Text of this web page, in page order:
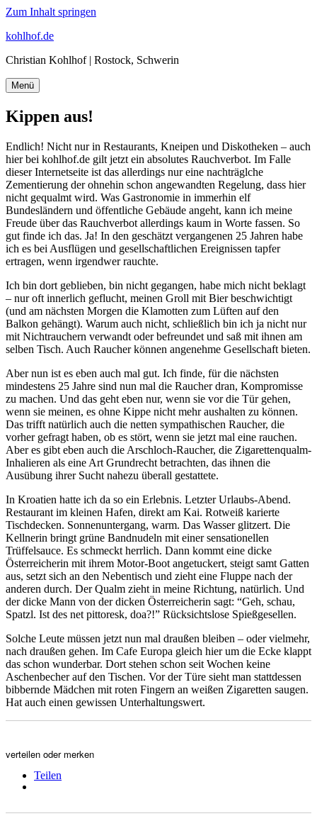
Zum Inhalt springen
kohlhof.de
Christian Kohlhof | Rostock, Schwerin
Menü
Kippen aus!
Endlich! Nicht nur in Restaurants, Kneipen und Diskotheken – auch
hier bei kohlhof.de gilt jetzt ein absolutes Rauchverbot. Im Falle
dieser Internetseite ist das allerdings nur eine nachträglche
Zementierung der ohnehin schon angewandten Regelung, dass hier
nicht gequalmt wird. Was Gastronomie in immerhin elf
Bundesländern und öffentliche Gebäude angeht, kann ich meine
Freude über das Rauchverbot allerdings kaum in Worte fassen. So
gut finde ich das. Ja! In den geschätzt vergangenen 25 Jahren habe
ich es bei Ausflügen und gesellschaftlichen Ereignissen tapfer
ertragen, wenn irgendwer rauchte.
Ich bin dort geblieben, bin nicht gegangen, habe mich nicht beklagt
– nur oft innerlich geflucht, meinen Groll mit Bier beschwichtigt
(und am nächsten Morgen die Klamotten zum Lüften auf den
Balkon gehängt). Warum auch nicht, schließlich bin ich ja nicht nur
mit Nichtrauchern verwandt oder befreundet und saß mit ihnen am
selben Tisch. Auch Raucher können angenehme Gesellschaft bieten.
Aber nun ist es eben auch mal gut. Ich finde, für die nächsten
mindestens 25 Jahre sind nun mal die Raucher dran, Kompromisse
zu machen. Und das geht eben nur, wenn sie vor die Tür gehen,
wenn sie meinen, es ohne Kippe nicht mehr aushalten zu können.
Das trifft natürlich auch die netten sympathischen Raucher, die
vorher gefragt haben, ob es stört, wenn sie jetzt mal eine rauchen.
Aber es gibt eben auch die Arschloch-Raucher, die Zigarettenqualm-
Inhalieren als eine Art Grundrecht betrachten, das ihnen die
Ausübung ihrer Sucht nahezu überall gestattete.
In Kroatien hatte ich da so ein Erlebnis. Letzter Urlaubs-Abend.
Restaurant im kleinen Hafen, direkt am Kai. Rotweiß karierte
Tischdecken. Sonnenuntergang, warm. Das Wasser glitzert. Die
Kellnerin bringt grüne Bandnudeln mit einer sensationellen
Trüffelsauce. Es schmeckt herrlich. Dann kommt eine dicke
Österreicherin mit ihrem Motor-Boot angetuckert, steigt samt Gatten
aus, setzt sich an den Nebentisch und zieht eine Fluppe nach der
anderen durch. Der Qualm zieht in meine Richtung, natürlich. Und
der dicke Mann von der dicken Österreicherin sagt: “Geh, schau,
Spatzl. Ist des net pittoresk, doa?!” Rücksichtslose Spießgesellen.
Solche Leute müssen jetzt nun mal draußen bleiben – oder vielmehr,
nach draußen gehen. Im Cafe Europa gleich hier um die Ecke klappt
das schon wunderbar. Dort stehen schon seit Wochen keine
Aschenbecher auf den Tischen. Vor der Türe sieht man stattdessen
bibbernde Mädchen mit roten Fingern an weißen Zigaretten saugen.
Hat auch einen gewissen Unterhaltungswert.
verteilen oder merken
Teilen